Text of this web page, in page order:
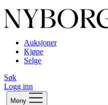
Auksjoner
Kjøpe
Selge
Søk
Logg inn
Meny